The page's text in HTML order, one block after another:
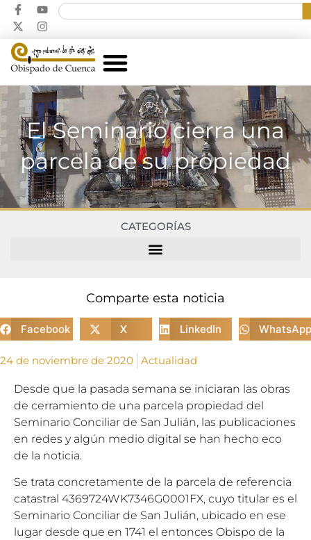
El Seminario cierra una
parcela de su propiedad
CATEGORÍAS
Comparte esta noticia
Facebook X LinkedIn WhatsApp
24 de noviembre de 2020 Actualidad
Desde que la pasada semana se iniciaran las obras
de cerramiento de una parcela propiedad del
Seminario Conciliar de San Julián, las publicaciones
en redes y algún medio digital se han hecho eco
de la noticia.
Se trata concretamente de la parcela de referencia
catastral 4369724WK7346G0001FX, cuyo titular es el
Seminario Conciliar de San Julián, ubicado en ese
lugar desde que en 1741 el entonces Obispo de la